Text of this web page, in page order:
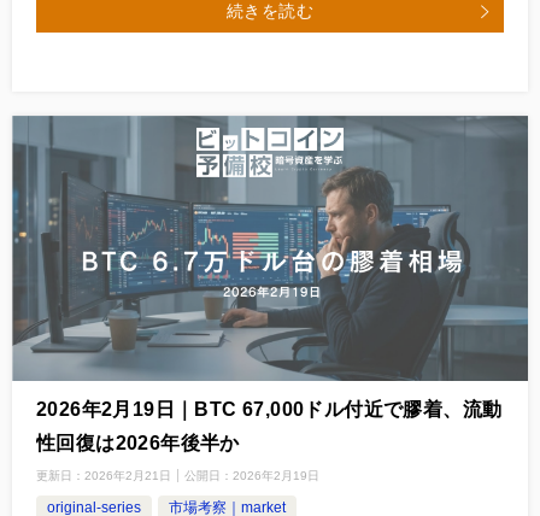
続きを読む
2026年2月19日｜BTC 67,000ドル付近で膠着、流動
性回復は2026年後半か
更新日： 2026年2月21日 公開日： 2026年2月19日
original-series 市場考察｜market